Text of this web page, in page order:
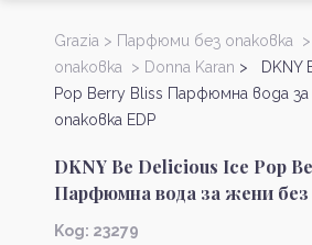
Grazia > Парфюми без опаковка >
опаковка > Donna Karan > DKNY
Pop Berry Bliss Парфюмна вода
опаковка EDP
DKNY Be Delicious Ice Pop
Парфюмна вода за жени без
Kод: 23279